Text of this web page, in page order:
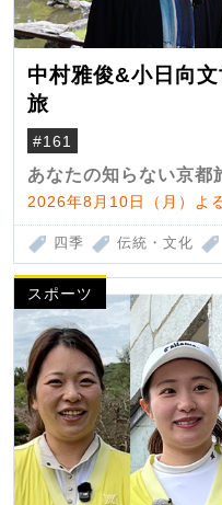
中村雅俊&小日向
旅
#161
あなたの知らない京都
2026年8月10日（月）よ
四季 伝統・文化
スポーツ